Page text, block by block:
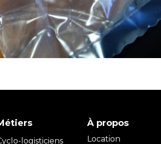
logisticiens
À propos
Location